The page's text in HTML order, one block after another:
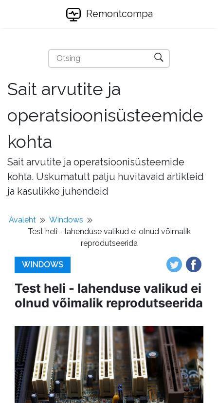
Remontcompa
Sait arvutite ja
operatsioonisüsteemide
kohta
Sait arvutite ja operatsioonisüsteemide
kohta. Uskumatult palju huvitavaid artikleid
ja kasulikke juhendeid
Avaleht
Windows
Test heli - lahenduse valikud ei olnud võimalik
reprodutseerida
WINDOWS
Test heli - lahenduse valikud ei
olnud võimalik reprodutseerida